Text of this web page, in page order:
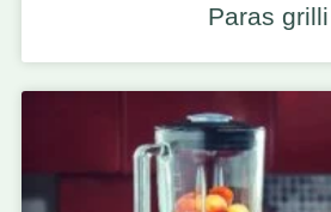
Paras grilli